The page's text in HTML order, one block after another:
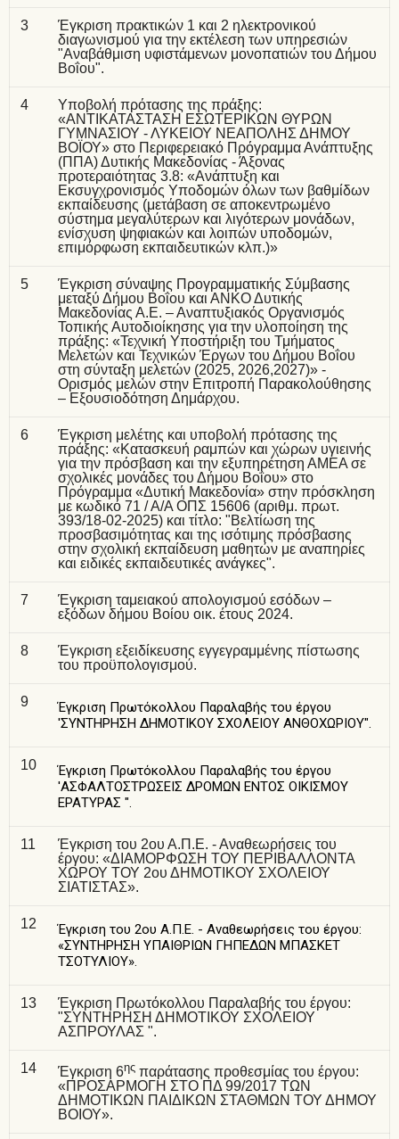
3
Έγκριση πρακτικών 1 και 2 ηλεκτρονικού
διαγωνισμού για την εκτέλεση των υπηρεσιών
"Αναβάθμιση υφιστάμενων μονοπατιών του Δήμου
Βοΐου".
4
Υποβολή πρότασης της πράξης:
«ΑΝΤΙΚΑΤΑΣΤΑΣΗ ΕΣΩΤΕΡΙΚΩΝ ΘΥΡΩΝ
ΓΥΜΝΑΣΙΟΥ - ΛΥΚΕΙΟΥ ΝΕΑΠΟΛΗΣ ΔΗΜΟΥ
ΒΟΪΟΥ» στο Περιφερειακό Πρόγραμμα Ανάπτυξης
(ΠΠΑ) Δυτικής Μακεδονίας - Άξονας
προτεραιότητας 3.8: «Ανάπτυξη και
Εκσυγχρονισμός Υποδομών όλων των βαθμίδων
εκπαίδευσης (μετάβαση σε αποκεντρωμένο
σύστημα μεγαλύτερων και λιγότερων μονάδων,
ενίσχυση ψηφιακών και λοιπών υποδομών,
επιμόρφωση εκπαιδευτικών κλπ.)»
5
Έγκριση σύναψης Προγραμματικής Σύμβασης
μεταξύ Δήμου Βοΐου και ΑΝΚΟ Δυτικής
Μακεδονίας Α.Ε. – Αναπτυξιακός Οργανισμός
Τοπικής Αυτοδιοίκησης για την υλοποίηση της
πράξης: «Τεχνική Υποστήριξη του Τμήματος
Μελετών και Τεχνικών Έργων του Δήμου Βοΐου
στη σύνταξη μελετών (2025, 2026,2027)» -
Ορισμός μελών στην Επιτροπή Παρακολούθησης
– Εξουσιοδότηση Δημάρχου.
6
Έγκριση μελέτης και υποβολή πρότασης της
πράξης: «Κατασκευή ραμπών και χώρων υγιεινής
για την πρόσβαση και την εξυπηρέτηση ΑΜΕΑ σε
σχολικές μονάδες του Δήμου Βοΐου» στο
Πρόγραμμα «Δυτική Μακεδονία» στην πρόσκληση
με κωδικό 71 / Α/Α ΟΠΣ 15606 (αριθμ. πρωτ.
393/18-02-2025) και τίτλο: "Βελτίωση της
προσβασιμότητας και της ισότιμης πρόσβασης
στην σχολική εκπαίδευση μαθητών με αναπηρίες
και ειδικές εκπαιδευτικές ανάγκες".
7
Έγκριση ταμειακού απολογισμού εσόδων –
εξόδων δήμου Βοίου οικ. έτους 2024.
8
Έγκριση εξειδίκευσης εγγεγραμμένης πίστωσης
του προϋπολογισμού.
9
Έγκριση Πρωτόκολλου Παραλαβής του έργου
'ΣΥΝΤΗΡΗΣΗ ΔΗΜΟΤΙΚΟΥ ΣΧΟΛΕΙΟΥ ΑΝΘΟΧΩΡΙΟΥ".
10
Έγκριση Πρωτόκολλου Παραλαβής του έργου
'ΑΣΦΑΛΤΟΣΤΡΩΣΕΙΣ ΔΡΟΜΩΝ ΕΝΤΟΣ ΟΙΚΙΣΜΟΥ
ΕΡΑΤΥΡΑΣ ".
11 Έγκριση του 2ου Α.Π.Ε. - Αναθεωρήσεις του
έργου: «ΔΙΑΜΟΡΦΩΣΗ ΤΟΥ ΠΕΡΙΒΑΛΛΟΝΤΑ
ΧΩΡΟΥ ΤΟΥ 2ου ΔΗΜΟΤΙΚΟΥ ΣΧΟΛΕΙΟΥ
ΣΙΑΤΙΣΤΑΣ».
12
Έγκριση του 2ου Α.Π.Ε. - Αναθεωρήσεις του έργου:
«ΣΥΝΤΗΡΗΣΗ ΥΠΑΙΘΡΙΩΝ ΓΗΠΕΔΩΝ ΜΠΑΣΚΕΤ
ΤΣΟΤΥΛΙΟΥ».
13 Έγκριση Πρωτόκολλου Παραλαβής του έργου:
"ΣΥΝΤΗΡΗΣΗ ΔΗΜΟΤΙΚΟΥ ΣΧΟΛΕΙΟΥ
ΑΣΠΡΟΥΛΑΣ ".
14
Έγκριση 6ης παράτασης προθεσμίας του έργου:
«ΠΡΟΣΑΡΜΟΓΗ ΣΤΟ ΠΔ 99/2017 ΤΩΝ
ΔΗΜΟΤΙΚΩΝ ΠΑΙΔΙΚΩΝ ΣΤΑΘΜΩΝ ΤΟΥ ΔΗΜΟΥ
ΒΟΙΟΥ».